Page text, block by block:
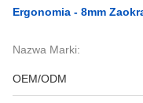
Ergonomia - 8mm
Nazwa Marki:
OEM/ODM